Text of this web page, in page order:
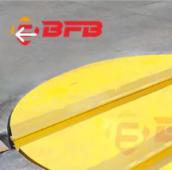
MAISON
PRODUITS
Hundred
Percent
Electrical
Reserved.